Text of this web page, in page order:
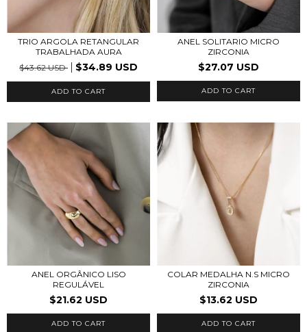
TRIO ARGOLA RETANGULAR
TRABALHADA AURA
$43.62 USD
$34.89 USD
ADD TO CART
ANEL SOLITARIO MICRO
ZIRCONIA
$27.07 USD
ADD TO CART
ANEL ORGÂNICO LISO
REGULÁVEL
$21.62 USD
ADD TO CART
COLAR MEDALHA N.S MICRO
ZIRCONIA
$13.62 USD
ADD TO CART